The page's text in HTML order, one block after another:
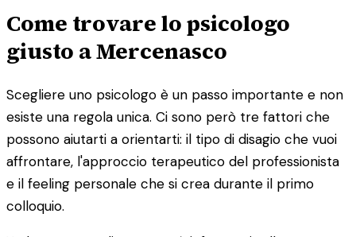
Come trovare lo psicologo
giusto a Mercenasco
Scegliere uno psicologo è un passo importante e non
esiste una regola unica. Ci sono però tre fattori che
possono aiutarti a orientarti: il tipo di disagio che vuoi
affrontare, l'approccio terapeutico del professionista
e il feeling personale che si crea durante il primo
colloquio.